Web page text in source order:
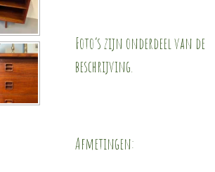
Foto’s zijn onderdeel van de
beschrijving.
Afmetingen: